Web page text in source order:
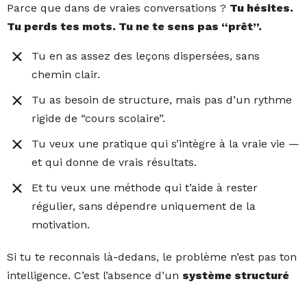
Parce que dans de vraies conversations ? Tu hésites.
Tu perds tes mots. Tu ne te sens pas “prêt”.
Tu en as assez des leçons dispersées, sans
chemin clair.
Tu as besoin de structure, mais pas d’un rythme
rigide de “cours scolaire”.
Tu veux une pratique qui s’intègre à la vraie vie —
et qui donne de vrais résultats.
Et tu veux une méthode qui t’aide à rester
régulier, sans dépendre uniquement de la
motivation.
Si tu te reconnais là-dedans, le problème n’est pas ton
intelligence. C’est l’absence d’un système structuré